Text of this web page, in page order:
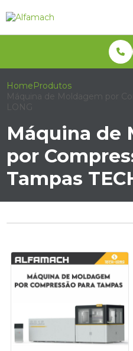
HomeProdutos
Máquina de Moldagem por
LONG
Máquina de
por
Tampas